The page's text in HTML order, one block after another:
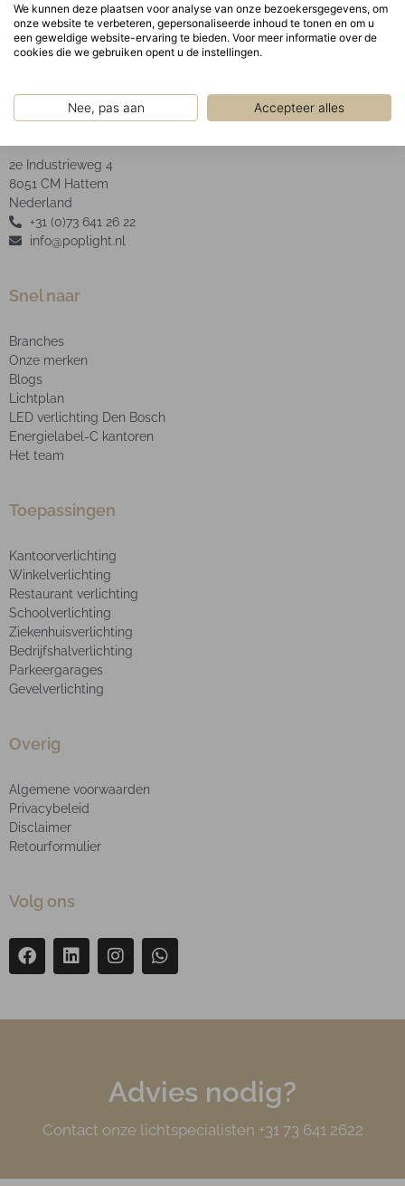
We kunnen deze plaatsen voor analyse van onze bezoekersgegevens, om
onze website te verbeteren, gepersonaliseerde inhoud te tonen en om u
een geweldige website-ervaring te bieden. Voor meer informatie over de
cookies die we gebruiken opent u de instellingen.
Nee, pas aan Accepteer alles
POP Light B.V.
2e Industrieweg 4
8051 CM Hattem
Nederland
+31 (0)73 641 26 22
info@poplight.nl
Snel naar
Branches
Onze merken
Blogs
Lichtplan
LED verlichting Den Bosch
Energielabel-C kantoren
Het team
Toepassingen
Kantoorverlichting
Winkelverlichting
Restaurant verlichting
Schoolverlichting
Ziekenhuisverlichting
Bedrijfshalverlichting
Parkeergarages
Gevelverlichting
Overig
Algemene voorwaarden
Privacybeleid
Disclaimer
Retourformulier
Volg ons
Advies nodig?
Contact onze lichtspecialisten +31 73 641 2622